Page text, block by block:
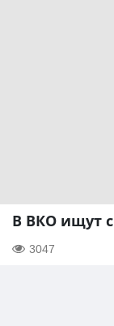
В ВКО ищут
3047